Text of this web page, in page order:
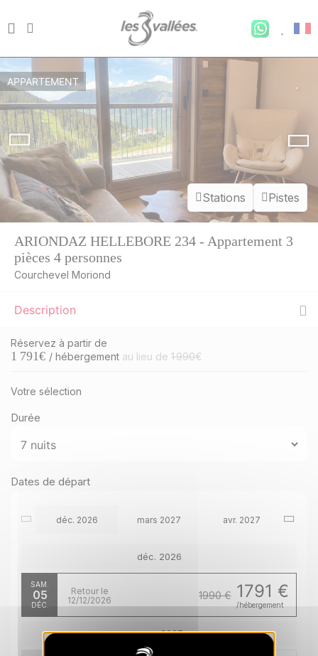
Stations Pistes
APPARTEMENT
ARIONDAZ HELLEBORE 234 - Appartement 3
pièces 4 personnes
Courchevel Moriond
Description
Réservez à partir de
1 791€ / hébergement au lieu de 1 990€
Votre sélection
Durée
Dates de départ
déc. 2026 mars 2027 avr. 2027
déc. 2026
SAM.
05
DÉC.
1791 €
/hébergement
1990 €
Retour le
12/12/2026
mars 2027